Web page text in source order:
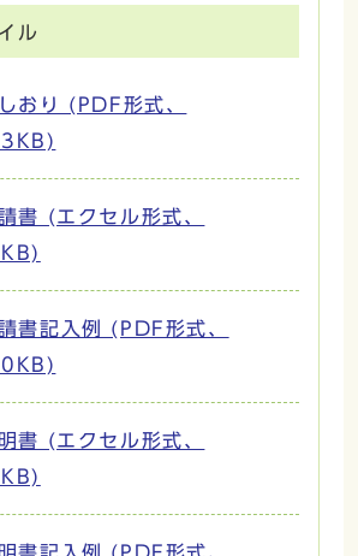
ル
おり (PDF形式、
書 (エクセル形式、
書記入例 (PDF形式、
書 (エクセル形式、
書記入例 (PDF形式、